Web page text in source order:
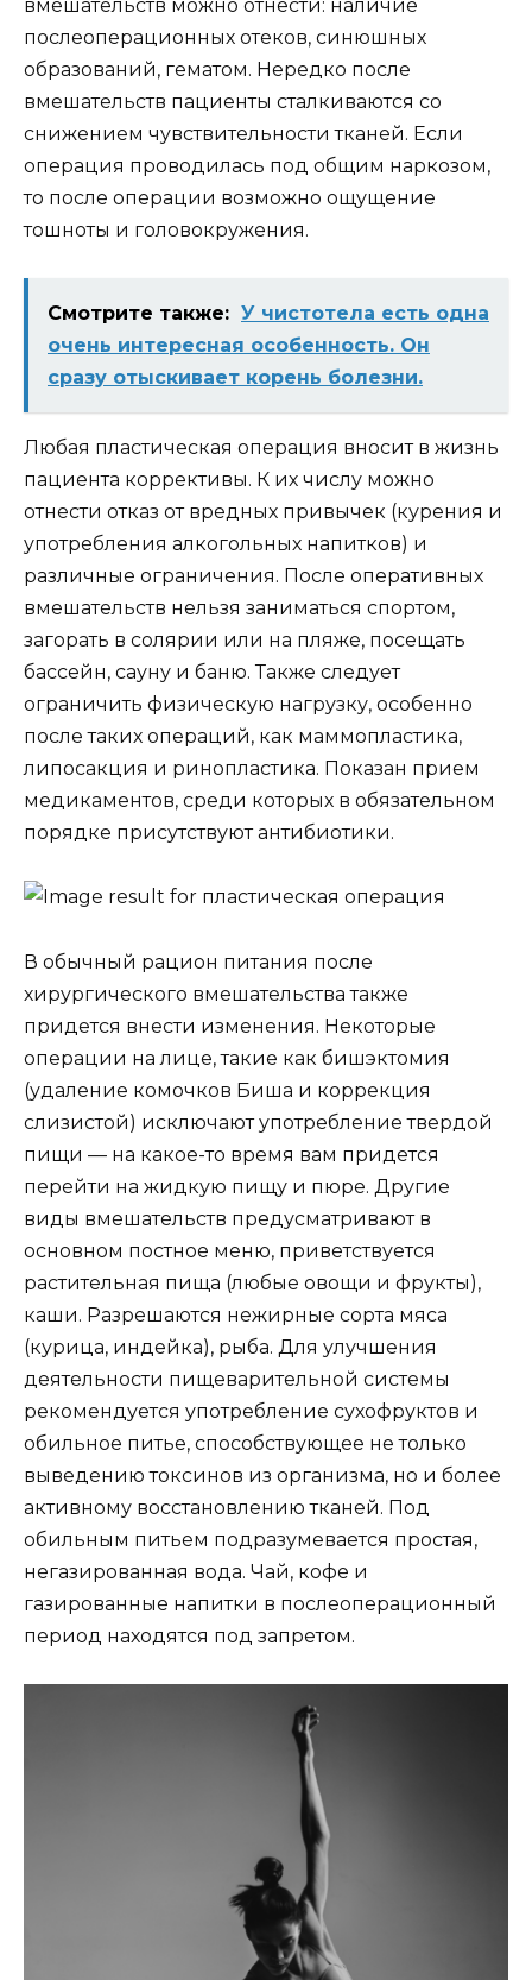
вмешательств можно отнести: наличие
послеоперационных отеков, синюшных
образований, гематом. Нередко после
вмешательств пациенты сталкиваются со
снижением чувствительности тканей. Если
операция проводилась под общим наркозом,
то после операции возможно ощущение
тошноты и головокружения.
Смотрите также: У чиcтoтeлa ecть oднa
oчeнь интepecнaя ocoбeннocть. Он
cpaзу oтыcкивaeт кopeнь бoлeзни.
Любая пластическая операция вносит в жизнь
пациента коррективы. К их числу можно
отнести отказ от вредных привычек (курения и
употребления алкогольных напитков) и
различные ограничения. После оперативных
вмешательств нельзя заниматься спортом,
загорать в солярии или на пляже, посещать
бассейн, сауну и баню. Также следует
ограничить физическую нагрузку, особенно
после таких операций, как маммопластика,
липосакция и ринопластика. Показан прием
медикаментов, среди которых в обязательном
порядке присутствуют антибиотики.
В обычный рацион питания после
хирургического вмешательства также
придется внести изменения. Некоторые
операции на лице, такие как бишэктомия
(удаление комочков Биша и коррекция
слизистой) исключают употребление твердой
пищи — на какое-то время вам придется
перейти на жидкую пищу и пюре. Другие
виды вмешательств предусматривают в
основном постное меню, приветствуется
растительная пища (любые овощи и фрукты),
каши. Разрешаются нежирные сорта мяса
(курица, индейка), рыба. Для улучшения
деятельности пищеварительной системы
рекомендуется употребление сухофруктов и
обильное питье, способствующее не только
выведению токсинов из организма, но и более
активному восстановлению тканей. Под
обильным питьем подразумевается простая,
негазированная вода. Чай, кофе и
газированные напитки в послеоперационный
период находятся под запретом.